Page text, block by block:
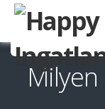
Milyen